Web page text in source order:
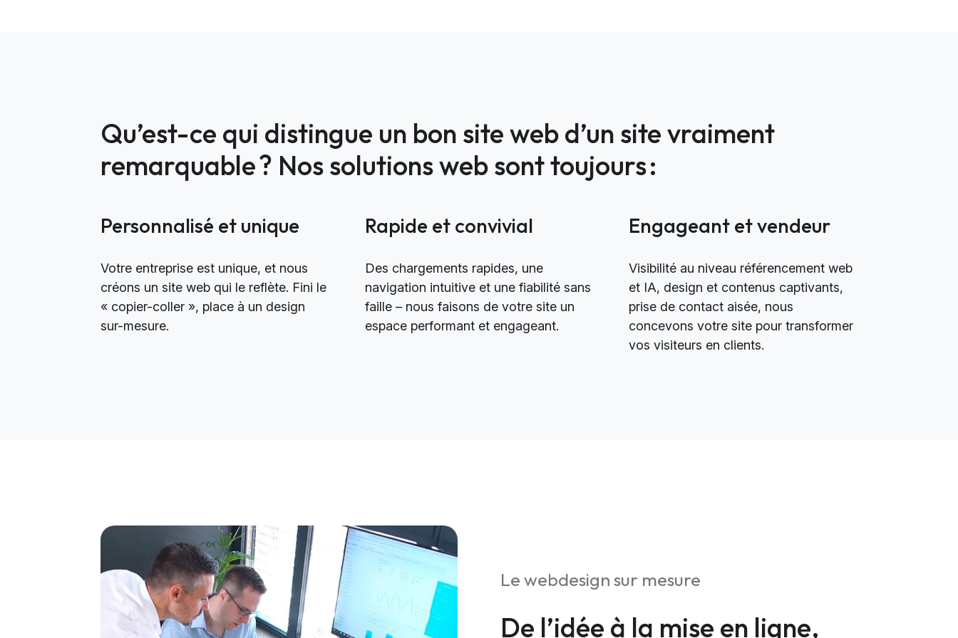
Qu’est-ce qui distingue un bon site web d’un site vraiment
remarquable ? Nos solutions web sont toujours :
Personnalisé et unique
Votre entreprise est unique, et nous
créons un site web qui le reflète. Fini le
« copier-coller », place à un design
sur-mesure.
Rapide et convivial
Des chargements rapides, une
navigation intuitive et une fiabilité sans
faille – nous faisons de votre site un
espace performant et engageant.
Engageant et vendeur
Visibilité au niveau référencement web
et IA, design et contenus captivants,
prise de contact aisée, nous
concevons votre site pour transformer
vos visiteurs en clients.
Le webdesign sur mesure
De l’idée à la mise en ligne,